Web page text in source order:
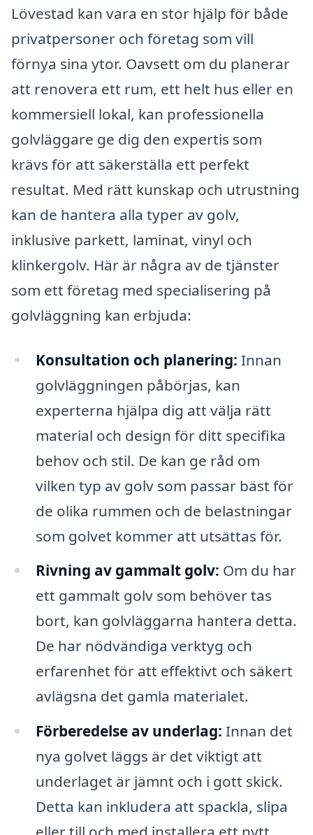
Lövestad kan vara en stor hjälp för både
privatpersoner och företag som vill
förnya sina ytor. Oavsett om du planerar
att renovera ett rum, ett helt hus eller en
kommersiell lokal, kan professionella
golvläggare ge dig den expertis som
krävs för att säkerställa ett perfekt
resultat. Med rätt kunskap och utrustning
kan de hantera alla typer av golv,
inklusive parkett, laminat, vinyl och
klinkergolv. Här är några av de tjänster
som ett företag med specialisering på
golvläggning kan erbjuda:
Konsultation och planering: Innan
golvläggningen påbörjas, kan
experterna hjälpa dig att välja rätt
material och design för ditt specifika
behov och stil. De kan ge råd om
vilken typ av golv som passar bäst för
de olika rummen och de belastningar
som golvet kommer att utsättas för.
Rivning av gammalt golv: Om du har
ett gammalt golv som behöver tas
bort, kan golvläggarna hantera detta.
De har nödvändiga verktyg och
erfarenhet för att effektivt och säkert
avlägsna det gamla materialet.
Förberedelse av underlag: Innan det
nya golvet läggs är det viktigt att
underlaget är jämnt och i gott skick.
Detta kan inkludera att spackla, slipa